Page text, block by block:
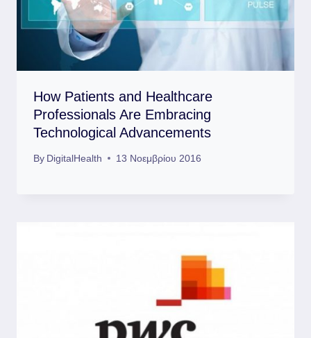
How Patients and Healthcare
Professionals Are Embracing
Technological Advancements
By DigitalHealth 13 Νοεμβρίου 2016